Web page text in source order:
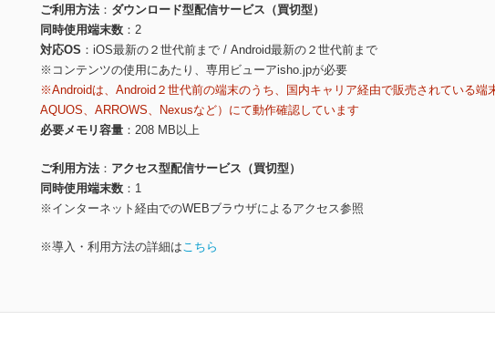
ご利用方法
ダウンロード型配信サービス（買切型）
同時使用端末数
2
対応OS
iOS最新の２世代前まで / Android最新の２世代前まで
※コンテンツの使用にあたり、専用ビューアisho.jpが必要
※Androidは、Android２世代前の端末のうち、国内キャリア経由で販売されている端
AQUOS、ARROWS、Nexusなど）にて動作確認しています
必要メモリ容量
208 MB以上
ご利用方法
アクセス型配信サービス（買切型）
同時使用端末数
1
※インターネット経由でのWEBブラウザによるアクセス参照
※導入・利用方法の詳細はこちら